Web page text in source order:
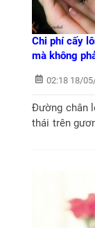
Chi phí cấy
mà không
02:18 18/
Đường chân
thái trên